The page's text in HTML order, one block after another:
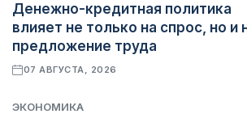
Денежно-кредитная политика
влияет не только на спрос, но и
предложение труда
07 АВГУСТА, 2026
ЭКОНОМИКА